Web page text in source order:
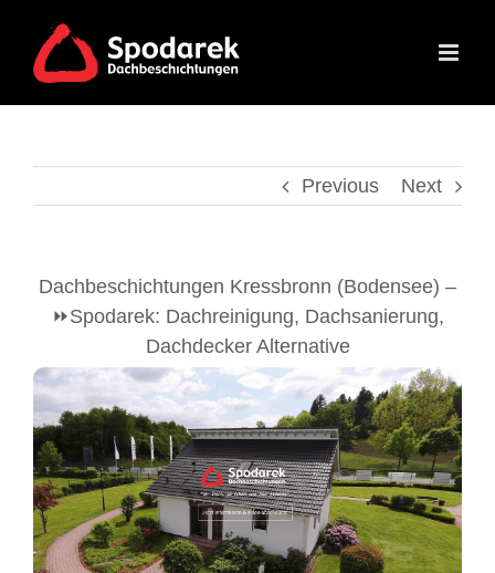
content
Previous Next
Dachbeschichtungen Kressbronn (Bodensee) –
⏩Spodarek: Dachreinigung, Dachsanierung,
Dachdecker Alternative